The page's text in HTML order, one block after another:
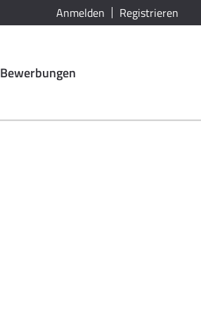
Anmelden Registrieren
Bewerbungen